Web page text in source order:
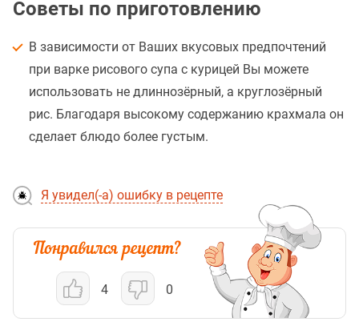
Советы по приготовлению
В зависимости от Ваших вкусовых предпочтений
при варке рисового супа с курицей Вы можете
использовать не длиннозёрный, а круглозёрный
рис. Благодаря высокому содержанию крахмала он
сделает блюдо более густым.
Я увидел(-а) ошибку в рецепте
4 0